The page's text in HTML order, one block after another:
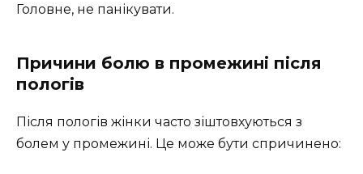
Головне, не панікувати.
Причини болю в промежині після
пологів
Після пологів жінки часто зіштовхуються з
болем у промежині. Це може бути спричинено: